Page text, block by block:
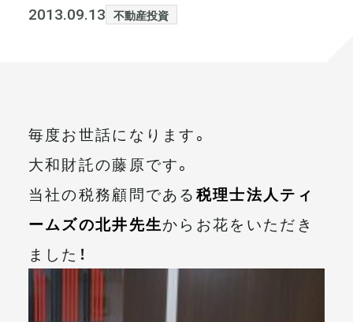
大和財託の意志
代表メッセージ
コラム
まずは無料で相談
2013.09.13 不動産投資
毎度お世話になります。
大和財託の藤原です。
当社の税務顧問である税理士法人ティ
ームズの北井先生からお花をいただき
ました！